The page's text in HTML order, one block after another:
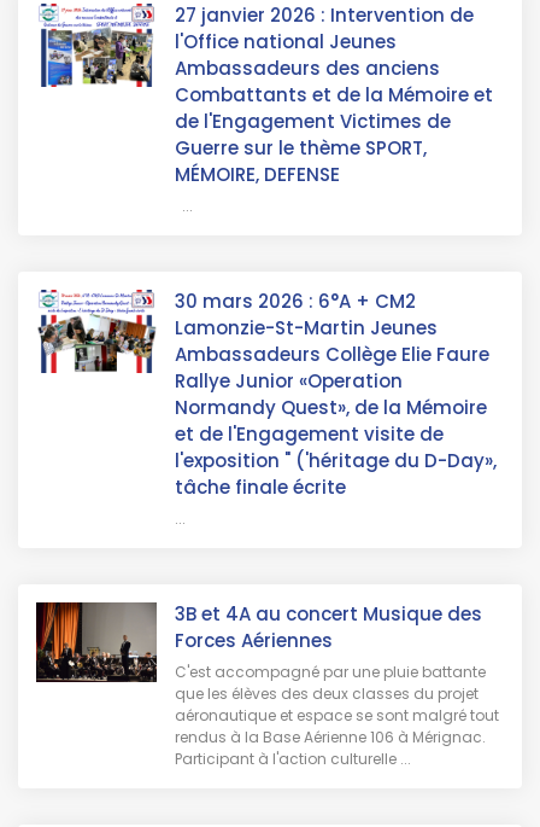
27 janvier 2026 : Intervention de
l'Office national Jeunes
Ambassadeurs des anciens
Combattants et de la Mémoire et
de l'Engagement Victimes de
Guerre sur le thème SPORT,
MÉMOIRE, DEFENSE
...
30 mars 2026 : 6°A + CM2
Lamonzie-St-Martin Jeunes
Ambassadeurs Collège Elie Faure
Rallye Junior «Operation
Normandy Quest», de la Mémoire
et de l'Engagement visite de
l'exposition " ('héritage du D-Day»,
tâche finale écrite
...
3B et 4A au concert Musique des
Forces Aériennes
C'est accompagné par une pluie battante
que les élèves des deux classes du projet
aéronautique et espace se sont malgré tout
rendus à la Base Aérienne 106 à Mérignac.
Participant à l'action culturelle ...